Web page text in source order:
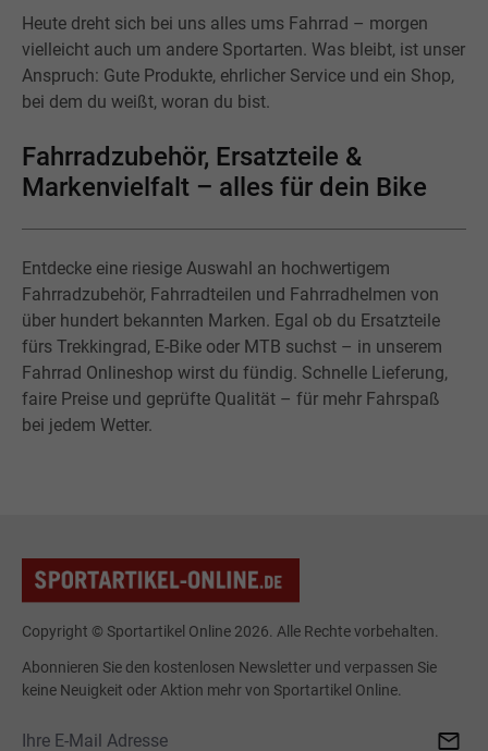
Heute dreht sich bei uns alles ums Fahrrad – morgen
vielleicht auch um andere Sportarten. Was bleibt, ist unser
Anspruch: Gute Produkte, ehrlicher Service und ein Shop,
bei dem du weißt, woran du bist.
Fahrradzubehör, Ersatzteile &
Markenvielfalt – alles für dein Bike
Entdecke eine riesige Auswahl an hochwertigem
Fahrradzubehör, Fahrradteilen und Fahrradhelmen von
über hundert bekannten Marken. Egal ob du Ersatzteile
fürs Trekkingrad, E-Bike oder MTB suchst – in unserem
Fahrrad Onlineshop wirst du fündig. Schnelle Lieferung,
faire Preise und geprüfte Qualität – für mehr Fahrspaß
bei jedem Wetter.
Copyright © Sportartikel Online 2026. Alle Rechte vorbehalten.
Abonnieren Sie den kostenlosen Newsletter und verpassen Sie
keine Neuigkeit oder Aktion mehr von Sportartikel Online.